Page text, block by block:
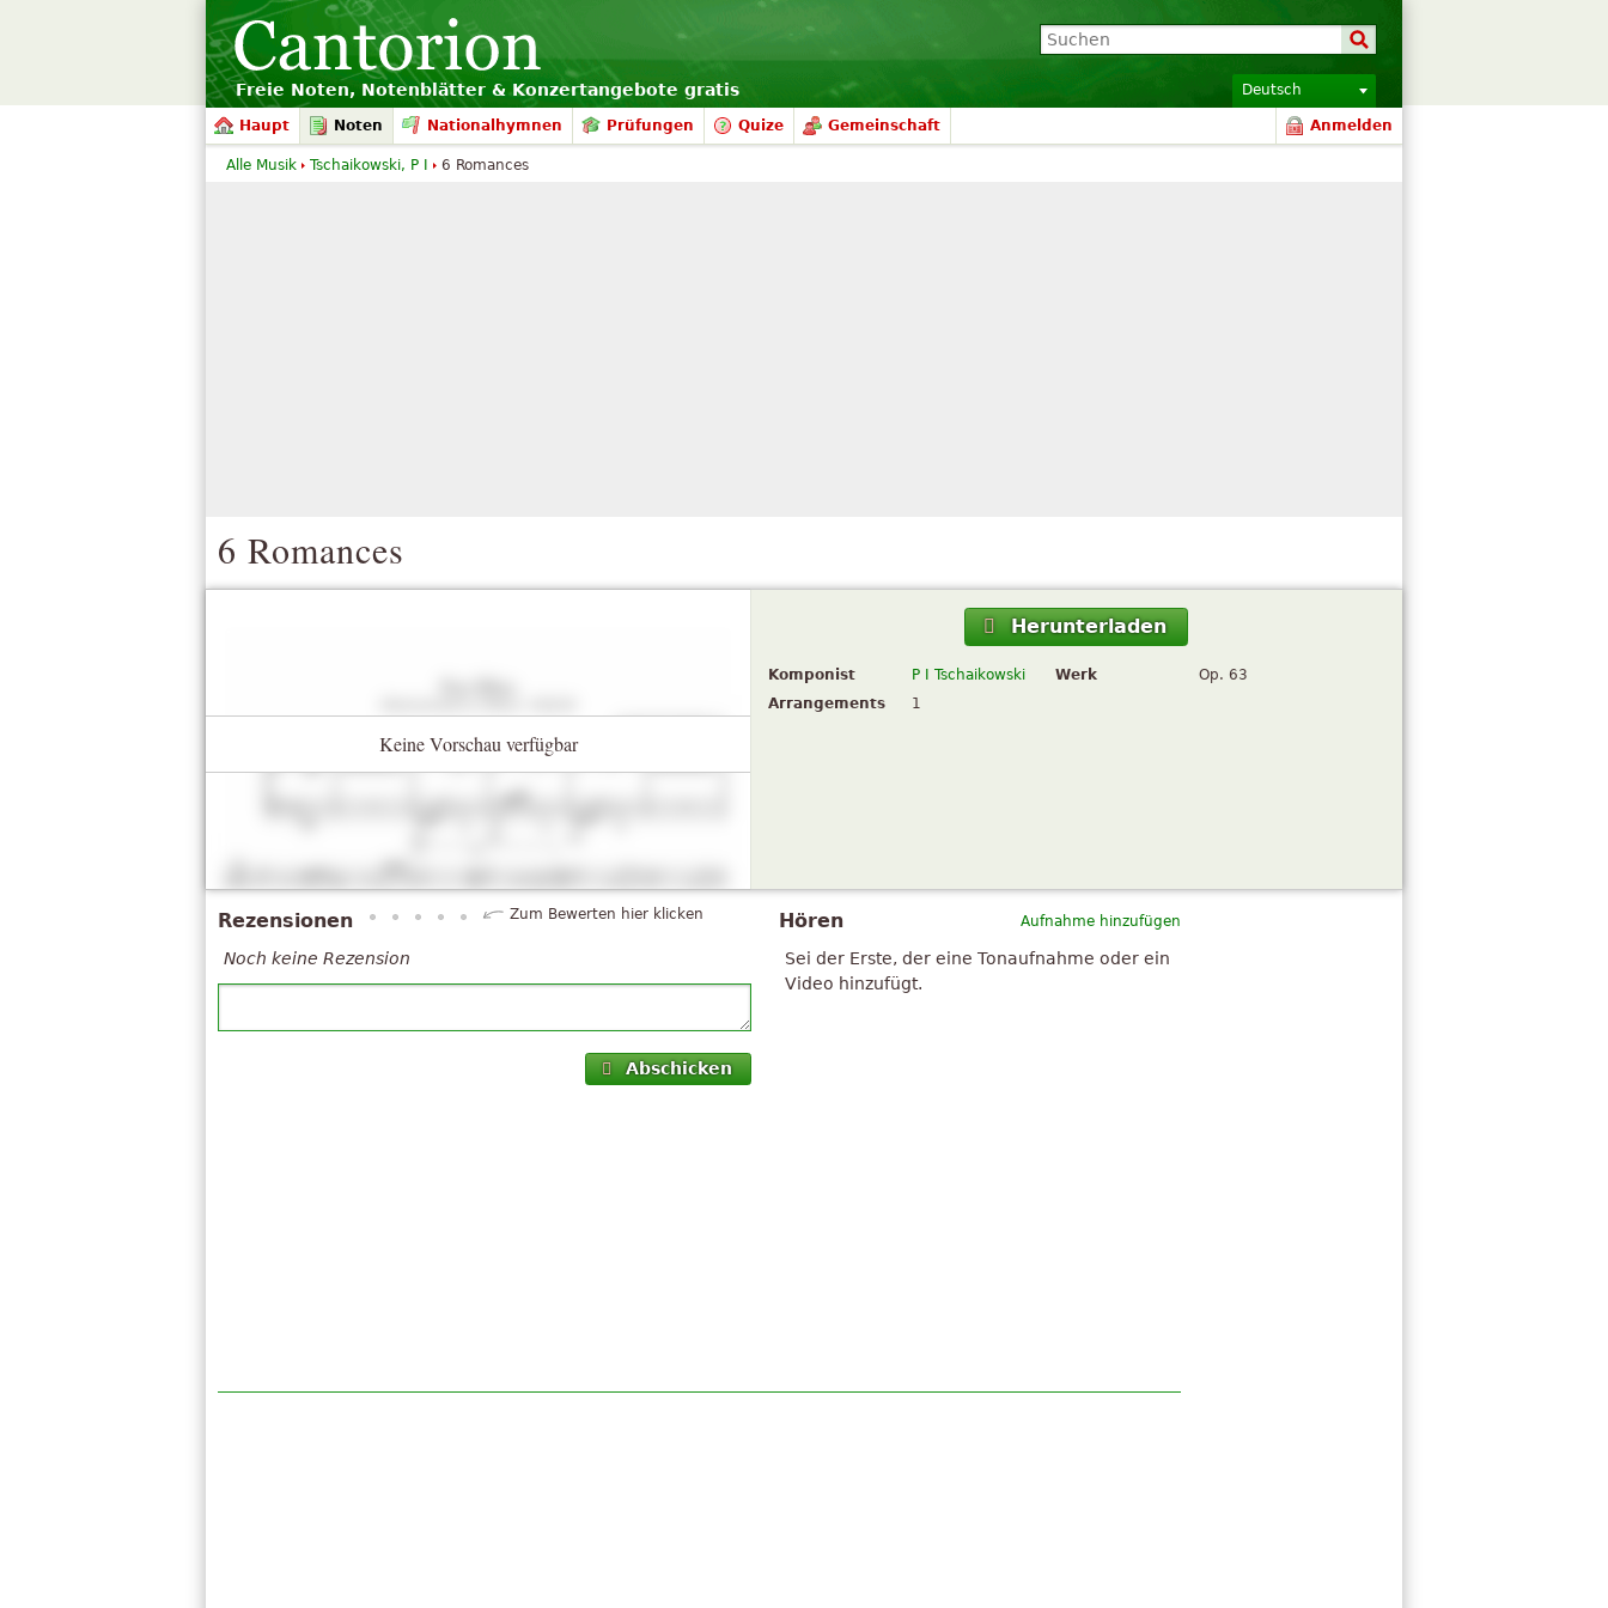
Freie Noten, Notenblätter & Konzertangebote gratis Deutsch
Haupt Noten Nationalhymnen Prüfungen Quize Gemeinschaft Anmelden
6 Romances
Keine Vorschau verfügbar
Herunterladen
Komponist P I Tschaikowski Werk
Op. 63
Arrangements
1
Aufnahme hinzufügen
Hören
Sei der Erste, der eine Tonaufnahme oder ein
Video hinzufügt.
Rezensionen Zum Bewerten hier klicken
Noch keine Rezension
Abschicken
Alle Musik Tschaikowski, P I 6 Romances